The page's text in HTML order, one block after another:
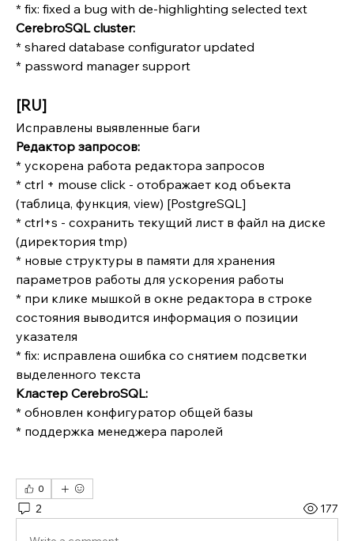
* fix: fixed a bug with de-highlighting selected text
CerebroSQL cluster:
* shared database configurator updated
* password manager support
[RU]
Исправлены выявленные баги
Редактор запросов:
* ускорена работа редактора запросов
* ctrl + mouse click - отображает код объекта
(таблица, функция, view) [PostgreSQL]
* ctrl+s - сохранить текущий лист в файл на диске
(директория tmp)
* новые структуры в памяти для хранения
параметров работы для ускорения работы
* при клике мышкой в окне редактора в строке
состояния выводится информация о позиции
указателя
* fix: исправлена ошибка со снятием подсветки
выделенного текста
Кластер CerebroSQL:
* обновлен конфигуратор общей базы
* поддержка менеджера паролей
0
2 177